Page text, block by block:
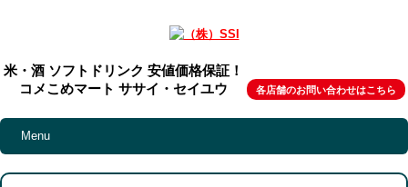
米・酒 ソフトドリンク 安値価格保証！
コメこめマート ササイ・セイユウ
各店舗のお問い合わせはこちら
Menu